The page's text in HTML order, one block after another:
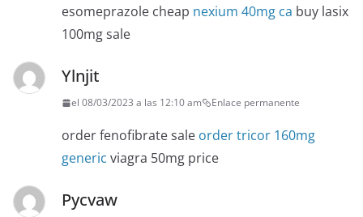
esomeprazole cheap nexium 40mg ca buy lasix
100mg sale
Ylnjit
el 08/03/2023 a las 12:10 am Enlace permanente
order fenofibrate sale order tricor 160mg
generic viagra 50mg price
Pycvaw